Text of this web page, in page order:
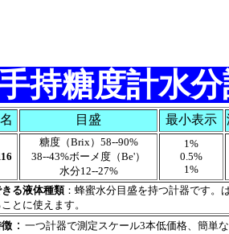
持糖度計水
目盛 最小表示
糖度（Brix）58--90%
38--43%ボーメ度（Be'）
水分12--27%
1%
0.5%
1%
る液体種類：蜂蜜水分目盛を持つ計器です。
とに使えます。
： 一つ計器で測定スケール3本低価格、簡単